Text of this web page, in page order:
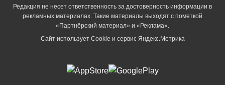
Редакция не несет ответственность за достоверность информации в
рекламных материалах. Такие материалы выходят с пометкой
«Партнёрский материал» и «Реклама».
Сайт использует Cookie и сервиc Яндекс.Метрика